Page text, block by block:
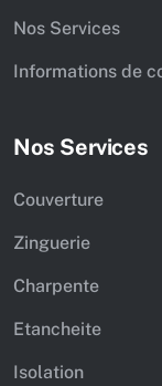
Nos Services
Informations de
Nos Services
Couverture
Zinguerie
Charpente
Etancheite
Isolation